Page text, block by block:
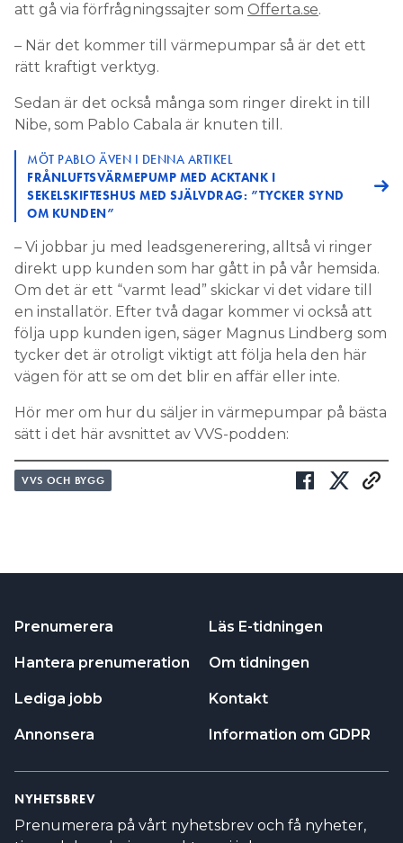
att gå via förfrågningssajter som Offerta.se.
– När det kommer till värmepumpar så är det ett
rätt kraftigt verktyg.
Sedan är det också många som ringer direkt in till
Nibe, som Pablo Cabala är knuten till.
MÖT PABLO ÄVEN I DENNA ARTIKEL
FRÅNLUFTSVÄRMEPUMP MED ACKTANK I
SEKELSKIFTESHUS MED SJÄLVDRAG: ”TYCKER SYND
OM KUNDEN”
– Vi jobbar ju med leadsgenerering, alltså vi ringer
direkt upp kunden som har gått in på vår hemsida.
Om det är ett “varmt lead” skickar vi det vidare till
en installatör. Efter två dagar kommer vi också att
följa upp kunden igen, säger Magnus Lindberg som
tycker det är otroligt viktigt att följa hela den här
vägen för att se om det blir en affär eller inte.
Hör mer om hur du säljer in värmepumpar på bästa
sätt i det här avsnittet av VVS-podden:
VVS OCH BYGG
Prenumerera
Hantera prenumeration
Lediga jobb
Annonsera
Läs E-tidningen
Om tidningen
Kontakt
Information om GDPR
NYHETSBREV
Prenumerera på vårt nyhetsbrev och få nyheter,